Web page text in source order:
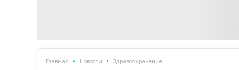
Главная • Новости • Здравоохранение